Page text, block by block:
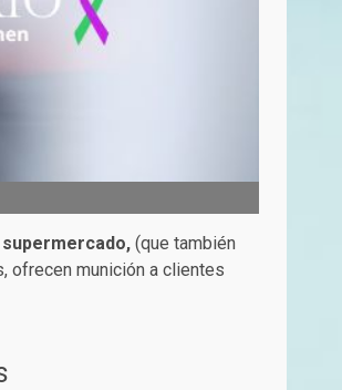
supermercado, (que también
ofrecen munición a clientes